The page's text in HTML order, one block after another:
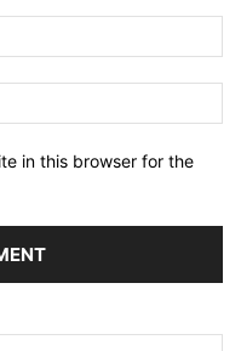
in this browser for the